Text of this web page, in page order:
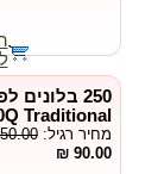
Traditional
מחיר רגיל:
90.00 ₪